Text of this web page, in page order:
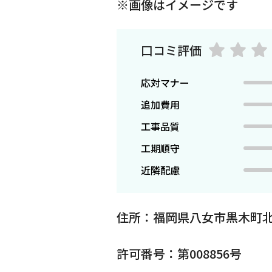
※画像はイメージです
口コミ評価
応対マナー
追加費用
工事品質
工期順守
近隣配慮
住所：福岡県八女市黒木町
許可番号：第008856号